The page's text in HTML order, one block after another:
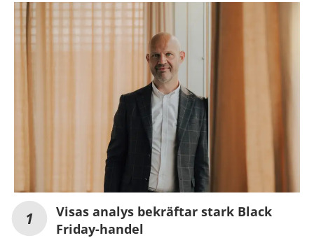
Visas analys bekräftar stark Black
Friday-handel